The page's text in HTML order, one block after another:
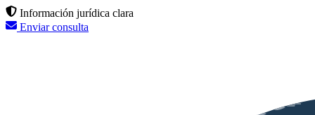
Información jurídica clara
Enviar consulta